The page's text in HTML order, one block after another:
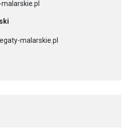
malarskie.pl